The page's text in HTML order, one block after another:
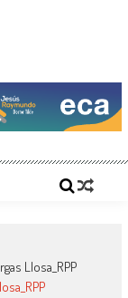
y editoriales en
y educación.
Llosa_RPP